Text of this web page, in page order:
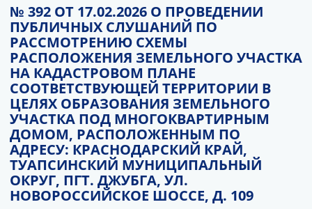
Муниципальное имущество
Публичные слушания и общественные обсуждения
Документы
№ 392 ОТ 17.02.2026 О ПРОВЕДЕНИИ
ПУБЛИЧНЫХ СЛУШАНИЙ ПО
РАССМОТРЕНИЮ СХЕМЫ
РАСПОЛОЖЕНИЯ ЗЕМЕЛЬНОГО УЧАСТКА
НА КАДАСТРОВОМ ПЛАНЕ
СООТВЕТСТВУЮЩЕЙ ТЕРРИТОРИИ В
ЦЕЛЯХ ОБРАЗОВАНИЯ ЗЕМЕЛЬНОГО
УЧАСТКА ПОД МНОГОКВАРТИРНЫМ
ДОМОМ, РАСПОЛОЖЕННЫМ ПО
АДРЕСУ: КРАСНОДАРСКИЙ КРАЙ,
ТУАПСИНСКИЙ МУНИЦИПАЛЬНЫЙ
ОКРУГ, ПГТ. ДЖУБГА, УЛ.
НОВОРОССИЙСКОЕ ШОССЕ, Д. 109